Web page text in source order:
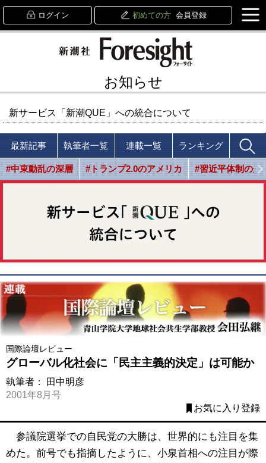
ログイン 初めての方 会員登録
お知らせ
新サービス「新潮QUE」への統合について
最新記事 執筆者一覧 連載一覧 ランキング
#中東動乱の深層 #トランプ2.0のアメリカ #習近平体制の光
国際論壇レビュー
グローバル化社会に「民主主義的決定」は可能か
執筆者：
田中明彦
2001年8月号
お気に入り登録
参議院選挙での自民党の大勝は、世界的にも注目を集
めた。前号でも指摘したように、小泉首相への注目が際